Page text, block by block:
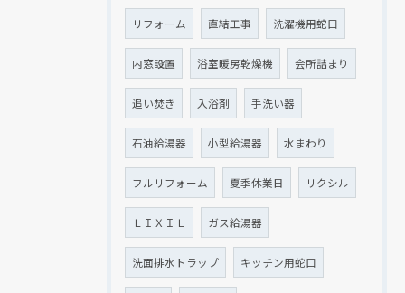
リフォーム 直結工事 洗濯機用蛇口
内窓設置 浴室暖房乾燥機 会所詰まり
追い焚き 入浴剤 手洗い器
石油給湯器 小型給湯器 水まわり
フルリフォーム 夏季休業日 リクシル
ＬＩＸＩＬ ガス給湯器
洗面排水トラップ キッチン用蛇口